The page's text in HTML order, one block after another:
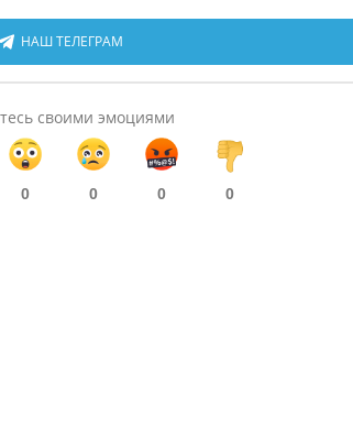
НАШ ТЕЛЕГРАМ
своими эмоциями
0 0 0 0